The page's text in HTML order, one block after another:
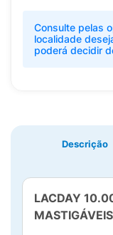
Consulte pelas
localidade
poderá decidir
Descrição
LACDAY
MASTIGÁVEIS